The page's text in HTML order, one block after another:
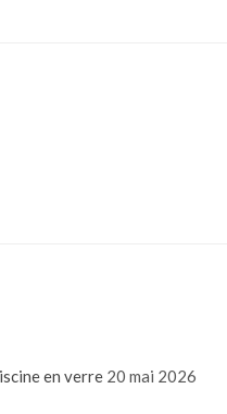
en verre 20 mai 2026